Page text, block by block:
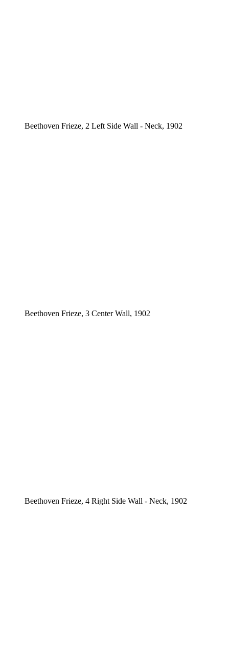
Beethoven Frieze, 2 Left Side Wall - Neck, 1902
Beethoven Frieze, 3 Center Wall, 1902
Beethoven Frieze, 4 Right Side Wall - Neck, 1902